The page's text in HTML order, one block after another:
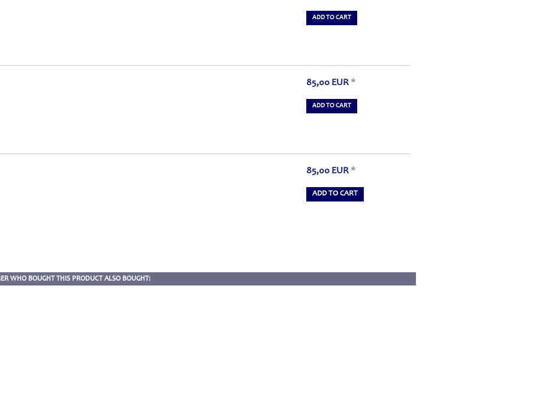
ADD TO CART
85,00 EUR *
ADD TO CART
85,00 EUR *
ADD TO CART
WHO BOUGHT THIS PRODUCT ALSO BOUGHT: